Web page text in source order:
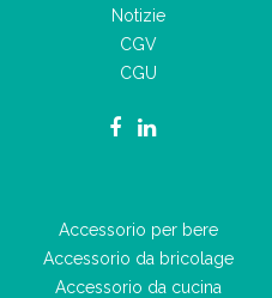
Notizie
CGV
CGU
Accessorio per bere
Accessorio da bricolage
Accessorio da cucina